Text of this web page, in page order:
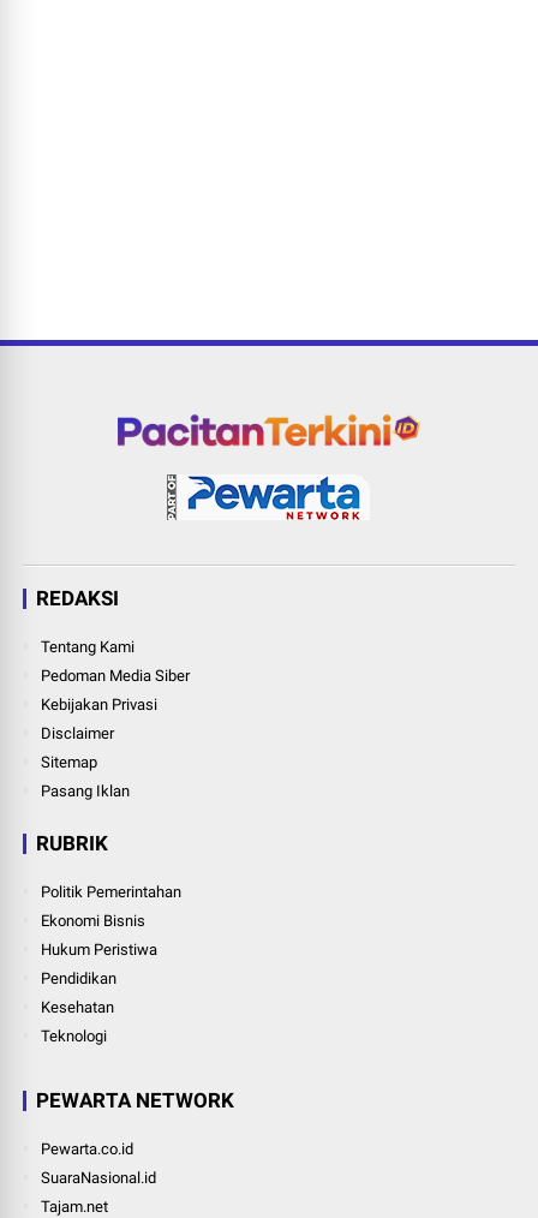
REDAKSI
Tentang Kami
Pedoman Media Siber
Kebijakan Privasi
Disclaimer
Sitemap
Pasang Iklan
RUBRIK
Politik Pemerintahan
Ekonomi Bisnis
Hukum Peristiwa
Pendidikan
Kesehatan
Teknologi
PEWARTA NETWORK
Pewarta.co.id
SuaraNasional.id
Tajam.net